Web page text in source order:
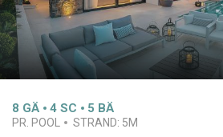
8 GÄ 4 SC 5 BÄ
PR. POOL STRAND: 5M